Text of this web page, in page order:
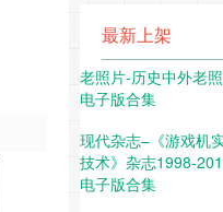
最新上架
老照片-历史中外老
电子版合集
现代杂志–《游戏机
技术》杂志1998-
电子版合集